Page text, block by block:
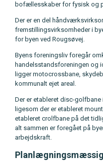
bofællesskaber for fysisk og
Der er en del
fremstillingsvirksomheder i
for byen ved Rougsøvej.
Byens foreningsliv foregår
handelsstandsforeningen og
ligger motocrossbane,
kommunalt ejet areal.
Der er etableret disc-
ligesom der er etableret
etableret crolfbane på det
alt sammen er foregået på
arbejdskraft.